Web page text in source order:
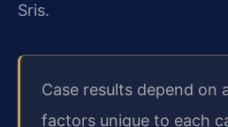
Sris.
Case results depend on
factors unique to each